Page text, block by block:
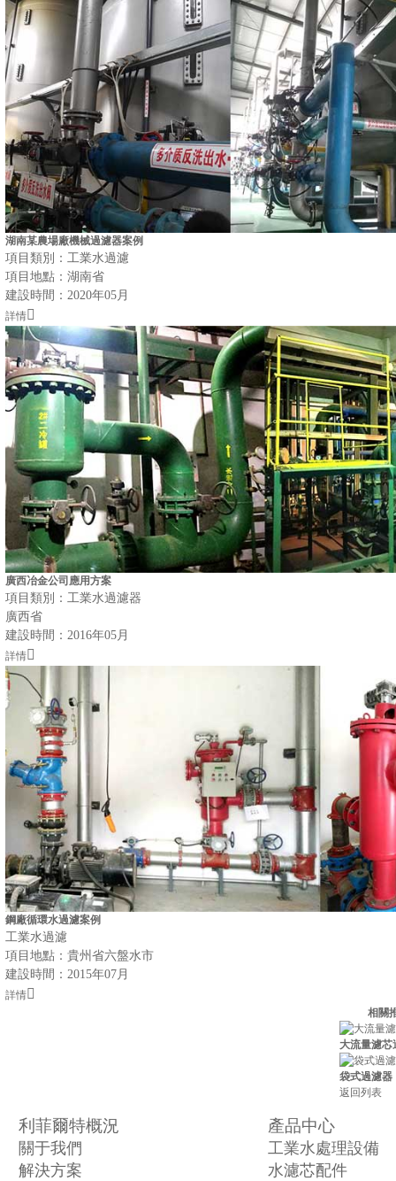
湖南某農場廠機械過濾器案例
項目類別：工業水過濾
項目地點：湖南省
建設時間：2020年05月
詳情
廣西冶金公司應用方案
項目類別：工業水過濾器
廣西省
建設時間：2016年05月
詳情
鋼廠循環水過濾案例
工業水過濾
項目地點：貴州省六盤水市
建設時間：2015年07月
詳情
相關
大流量濾芯
袋式過濾器
返回列表
利菲爾特概況
關于我們
解決方案
產品中心
工業水處理設備
水濾芯配件